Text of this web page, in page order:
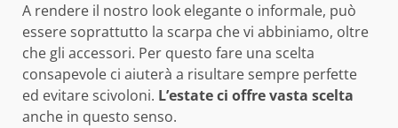
A rendere il nostro look elegante o informale, può
essere soprattutto la scarpa che vi abbiniamo, oltre
che gli accessori. Per questo fare una scelta
consapevole ci aiuterà a risultare sempre perfette
ed evitare scivoloni. L’estate ci offre vasta scelta
anche in questo senso.